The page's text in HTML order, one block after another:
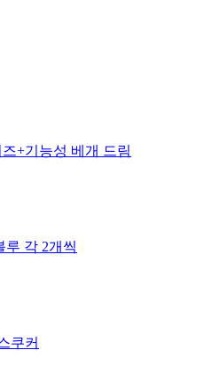
+기능성 베개 드림
루 각 2개씩
쿠커